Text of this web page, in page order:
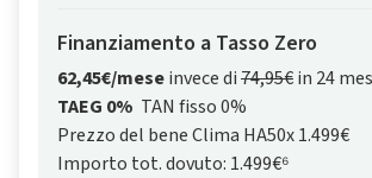
Finanziamento a Tasso Zero
62,45€/meseinvece di74,95€in 24
TAEG 0% TAN fisso 0%
Prezzo del bene Clima HA50x 1.499€
Importo tot. dovuto: 1.499€⁶